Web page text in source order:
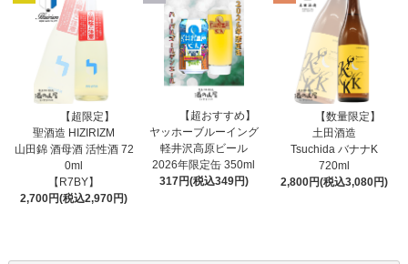
【超限定】
聖酒造 HIZIRIZM
山田錦 酒母酒 活性酒 72
0ml
【R7BY】
2,700円(税込2,970円)
【超おすすめ】
ヤッホーブルーイング
軽井沢高原ビール
2026年限定缶 350ml
317円(税込349円)
【数量限定】
土田酒造
Tsuchida バナナK
720ml
2,800円(税込3,080円)